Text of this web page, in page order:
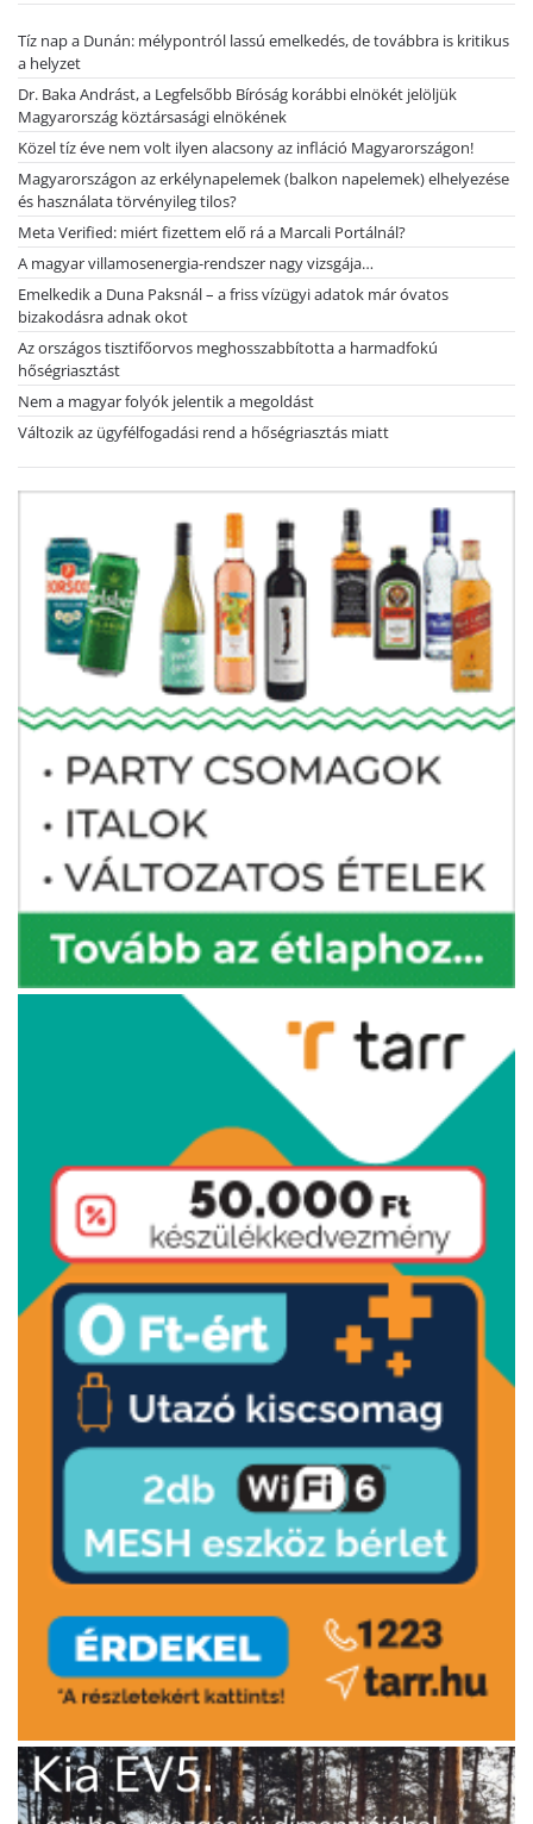
Tíz nap a Dunán: mélypontról lassú emelkedés, de továbbra is kritikus
a helyzet
Dr. Baka Andrást, a Legfelsőbb Bíróság korábbi elnökét jelöljük
Magyarország köztársasági elnökének
Közel tíz éve nem volt ilyen alacsony az infláció Magyarországon!
Magyarországon az erkélynapelemek (balkon napelemek) elhelyezése
és használata törvényileg tilos?
Meta Verified: miért fizettem elő rá a Marcali Portálnál?
A magyar villamosenergia-rendszer nagy vizsgája…
Emelkedik a Duna Paksnál – a friss vízügyi adatok már óvatos
bizakodásra adnak okot
Az országos tisztifőorvos meghosszabbította a harmadfokú
hőségriasztást
Nem a magyar folyók jelentik a megoldást
Változik az ügyfélfogadási rend a hőségriasztás miatt